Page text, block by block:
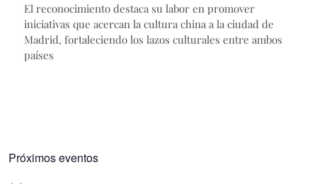
El reconocimiento destaca su labor en promover
iniciativas que acercan la cultura china a la ciudad de
Madrid, fortaleciendo los lazos culturales entre ambos
países
Próximos eventos